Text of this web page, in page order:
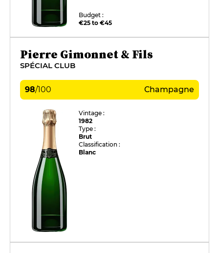
Budget :
€25 to €45
Pierre Gimonnet & Fils
SPÉCIAL CLUB
98/100 Champagne
Vintage :
1982
Type :
Brut
Classification :
Blanc